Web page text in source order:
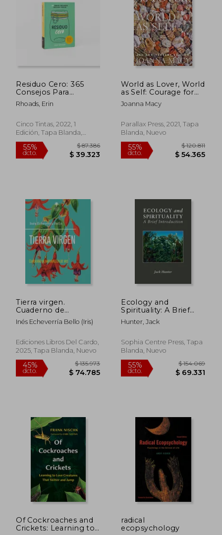
55%
dcto.
55%
dcto. $ 40.571
45%
dcto.
Residuo Cero: 365
Consejos Para
Reducir, Reutilizar y
Reciclar
Rhoads, Erin
Cinco Tintas, 2022, 1
Edición, Tapa Blanda,
Nuevo
55%
dcto.
$ 87.386
World as Lover, World
as Self: Courage for
Global Justice and
Ecological Renewal
Joanna Macy
Parallax Press, 2021, Tapa
Blanda, Nuevo
55%
dcto.
Tierra virgen.
Cuaderno de
naturaleza de Iris
Inés Echeverría Bello (Iris)
Ediciones Libros Del Cardo,
2025, Tapa Blanda, Nuevo
Ecology and
Spirituality: A Brief
Introduction (en
Inglés)
Hunter, Jack
Sophia Centre Press, Tapa
Blanda, Nuevo
Of Cockroaches and
Crickets: Learning to
radical
ecopsychology